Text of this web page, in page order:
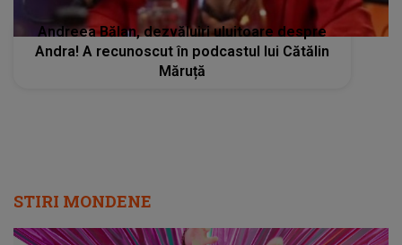
Andreea Bălan, dezvăluiri uluitoare despre
Andra! A recunoscut în podcastul lui Cătălin
Măruță
STIRI MONDENE